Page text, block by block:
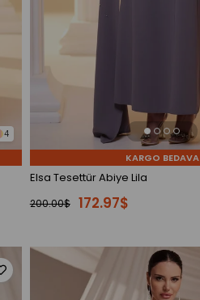
4
KARGO BEDAVA
Elsa Tesettür Abiye Lila
172.97$
200.00$